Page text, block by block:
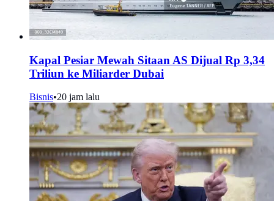
Kapal Pesiar Mewah Sitaan AS Dijual Rp 3,34
Triliun ke Miliarder Dubai
Bisnis•20 jam lalu